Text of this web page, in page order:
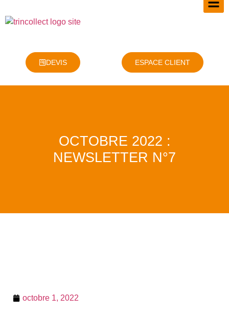
DEVIS ESPACE CLIENT
OCTOBRE 2022 :
NEWSLETTER N°7
octobre 1, 2022